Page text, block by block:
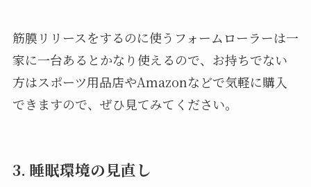
筋膜リリースをするのに使うフォームローラーは一
家に一台あるとかなり使えるので、お持ちでない
方はスポーツ用品店やAmazonなどで気軽に購入
できますので、ぜひ見てみてください。
3. 睡眠環境の見直し